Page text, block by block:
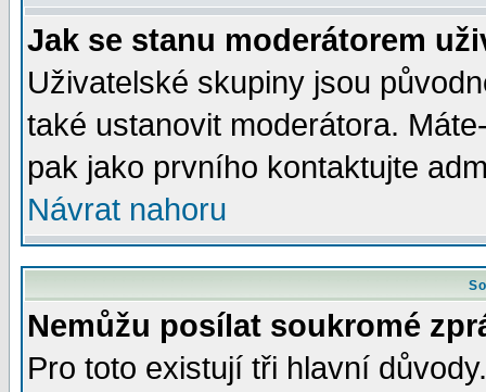
Jak se stanu moderátorem
Uživatelské skupiny jsou
také ustanovit moderátora.
pak jako prvního kontaktujte
Návrat nahoru
Nemůžu posílat soukromé
Pro toto existují tři hlavní